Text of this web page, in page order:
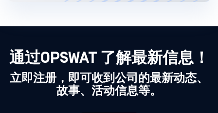
通过OPSWAT 了解最新信息！
立即注册，即可收到公司的最新动态、
故事、活动信息等。